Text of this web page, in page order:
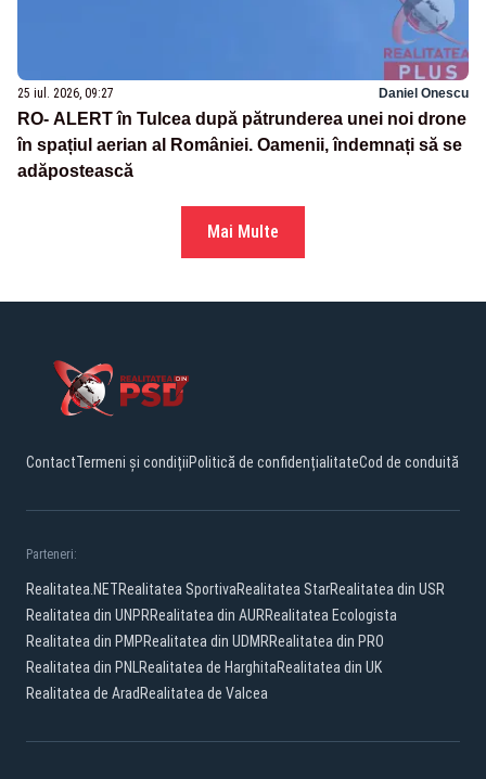
25 iul. 2026, 09:27 Daniel Onescu
RO- ALERT în Tulcea după pătrunderea unei noi drone
în spațiul aerian al României. Oamenii, îndemnați să se
adăpostească
Mai Multe
ContactTermeni și condițiiPolitică de confidențialitateCod de conduită
Parteneri:
Realitatea.NETRealitatea SportivaRealitatea StarRealitatea din USR
Realitatea din UNPRRealitatea din AURRealitatea Ecologista
Realitatea din PMPRealitatea din UDMRRealitatea din PRO
Realitatea din PNLRealitatea de HarghitaRealitatea din UK
Realitatea de Arad Realitatea de Valcea